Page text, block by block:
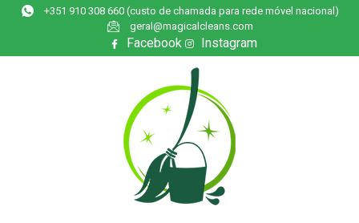
+351 910 308 660 (custo de chamada para rede móvel nacional)
geral@magicalcleans.com
Facebook Instagram